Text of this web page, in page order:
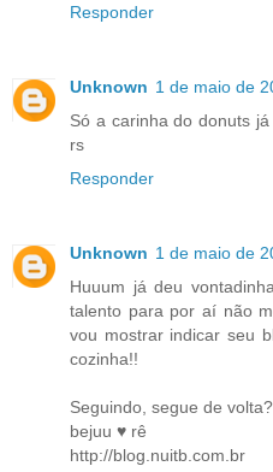
Responder
Unknown 1 de maio de
Só a carinha do donuts
rs
Responder
Unknown 1 de maio de
Huuum já deu
talento para por aí não
vou mostrar indicar seu
cozinha!!
Seguindo, segue de
bejuu ♥ rê
http://blog.nuitb.com.br